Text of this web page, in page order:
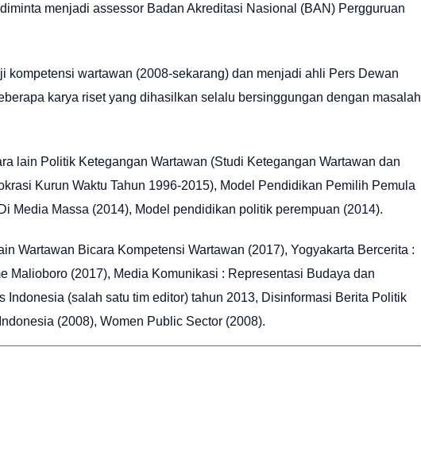
menjadi assessor Badan Akreditasi Nasional (BAN) Pergguruan
kompetensi wartawan (2008-sekarang) dan menjadi ahli Pers Dewan
karya riset yang dihasilkan selalu bersinggungan dengan masalah
lain Politik Ketegangan Wartawan (Studi Ketegangan Wartawan dan
Kurun Waktu Tahun 1996-2015), Model Pendidikan Pemilih Pemula
Media Massa (2014), Model pendidikan politik perempuan (2014).
Wartawan Bicara Kompetensi Wartawan (2017), Yogyakarta Bercerita :
Malioboro (2017), Media Komunikasi : Representasi Budaya dan
Indonesia (salah satu tim editor) tahun 2013, Disinformasi Berita Politik
(2008), Women Public Sector (2008).